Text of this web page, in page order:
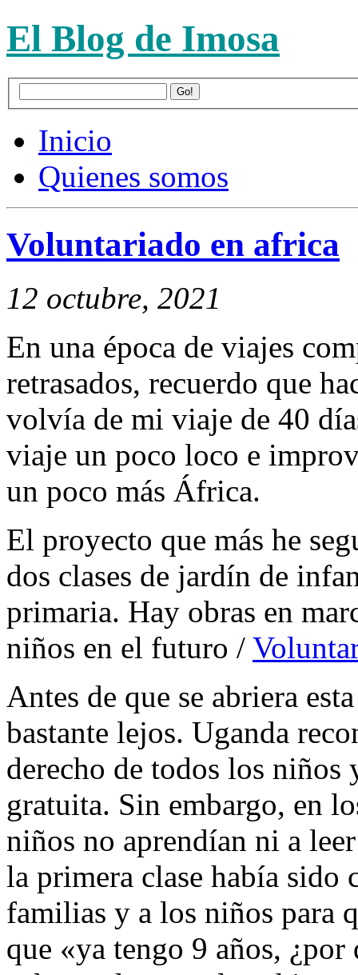
El Blog de Imosa
Inicio
Quienes somos
Voluntariado en africa
12 octubre, 2021
En una época de viajes
retrasados, recuerdo que
volvía de mi viaje de 40
viaje un poco loco e
un poco más África.
El proyecto que más he
dos clases de jardín de
primaria. Hay obras en
niños en el futuro /
Antes de que se abriera
bastante lejos. Uganda
derecho de todos los niños
gratuita. Sin embargo, en
niños no aprendían ni a
la primera clase había sido
familias y a los niños para
que «ya tengo 9 años, ¿por